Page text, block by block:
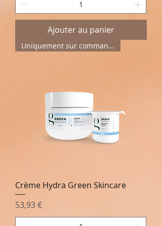
Ajouter au panier
Uniquement sur commande
Crème Hydra Green Skincare
Prix
53,93 €